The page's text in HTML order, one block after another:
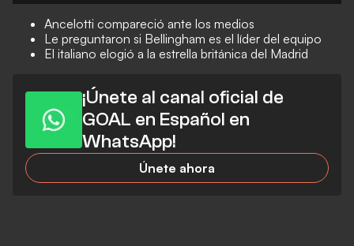
Ancelotti compareció ante los medios
Le preguntaron si Bellingham es el líder del equipo
El italiano elogió a la estrella británica del Madrid
¡Únete al canal oficial de
GOAL en Español en
WhatsApp!
Únete ahora